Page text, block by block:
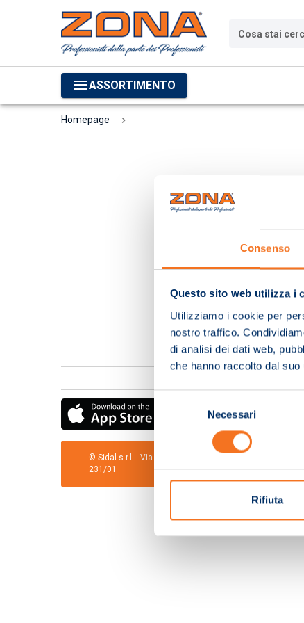
Consenso
Questo sito web utilizza i
Utilizziamo i cookie per
nostro traffico.
di analisi dei dati web,
che hanno raccolto dal
Selezione
consenso
Necessari
Rifiuta
Cosa stai
ASSORTIMENTO
Homepage
© Sidal s.r.l. - Via S.Agostino,50, 51100 Pistoia -
231/01